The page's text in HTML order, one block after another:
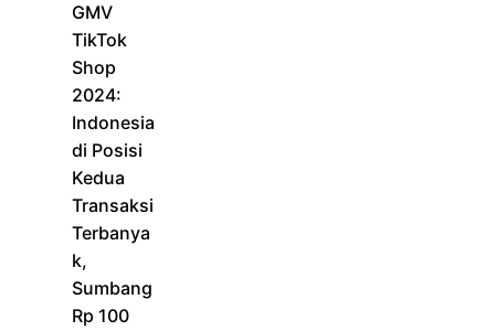
GMV
TikTok
Shop
2024:
Indonesia
di Posisi
Kedua
Transaksi
Terbanya
k,
Sumbang
Rp 100